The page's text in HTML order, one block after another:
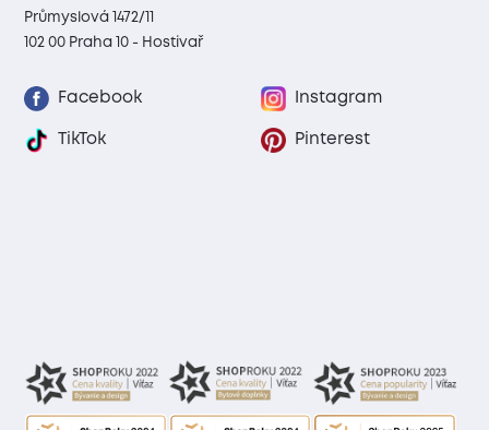
Průmyslová 1472/11
102 00 Praha 10 - Hostivař
Facebook Instagram
TikTok Pinterest